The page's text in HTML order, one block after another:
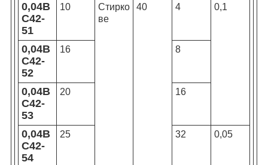
0,04В
С42-
51
10
Стирко
ве
40 4 0,1
0,04В
С42-
52
16 8
0,04В
С42-
53
20 16
0,04В
С42-
54
25 32 0,05